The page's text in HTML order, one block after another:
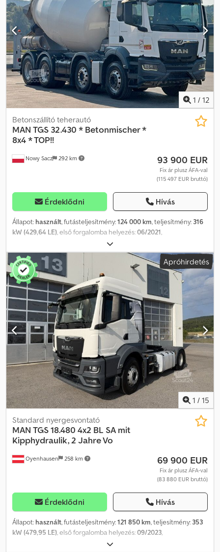
1 / 12
Nowy Sacz 292 km
Betonszállító teherautó
MAN TGS 32.430 * Betonmischer *
8x4 * TOP!!
93 900 EUR
Fix ár plusz ÁFA-val
(115 497 EUR bruttó)
Érdeklődni Hívás
Állapot: használt, futásteljesítmény:124 000 km, teljesítmény: 316
kW (429,64 LE), első forgalomba helyezés:06/2021,
, össztömeg:
3 tengely, szín:fehér, hajtástípus:automata, Gyártási év:2021,
Felszereltség:ABS, légkondicionálás
, MAN TGS 32.430 / 8x4
BETONKEVERŐ BALESETMENTES JÓ ÁLLAPOTÚ! ÉV: 2021
FUTÁSTELJESÍTMÉNY: 124 000 km FELSZERELTSÉG: Djdpfozr
Tfzox Ahbsck ABS ELEKTROMOS ABLAKOK ELEKTROMOS TÜKRÖK
SZERVOKORMÁNY TAHOMÉTER MOTORFÉK TELJES TÖMEG: 32
000 kg GUMI MÉRET: 13R22,5 TENGELYTÁV: 180/255/140 cm RUGÓS
FELFÜGGESZTÉS MINDkÉT TENGELYEN TEL: KUBA – lengyel,
angol, német, olasz SEBASTIAN – lengyel, német, olasz, … LASZLO –
magyar COSTEL – román (a román nyelven az exporttal
kapcsolatos összes ügyintézést elvégezzük, beleértve a
szükséges dokumentumokat) RADEK – … Hivatkozási szám: 6574
Apróhirdetés
1 / 15
Oyenhausen 258 km
Standard nyergesvontató
MAN TGS 18.480 4x2 BL SA mit
Kipphydraulik, 2 Jahre Vo
69 900 EUR
Fix ár plusz ÁFA-val
(83 880 EUR bruttó)
Érdeklődni Hívás
Állapot: használt, futásteljesítmény:121 850 km, teljesítmény: 353
kW (479,95 LE), első forgalomba helyezés:09/2023,
, össztömeg: